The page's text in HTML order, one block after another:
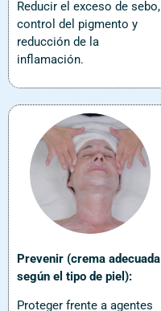
Reducir el exceso de sebo,
control del pigmento y
reducción de la
inflamación.
Prevenir (crema adecuada
según el tipo de piel):
Proteger frente a agentes